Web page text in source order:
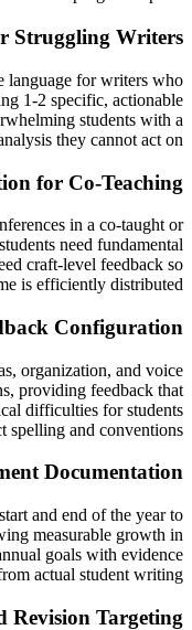
Struggling Writers
language for writers who
1-2 specific, actionable
students with a
they cannot act on.
for Co-Teaching
in a co-taught or
need fundamental
craft-level feedback so
is efficiently distributed.
Configuration
organization, and voice
providing feedback that
difficulties for students
and conventions.
Documentation
and end of the year to
measurable growth in
goals with evidence
actual student writing.
Revision Targeting